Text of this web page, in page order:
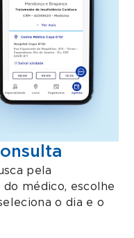
pela
médico, escolhe
o dia e o